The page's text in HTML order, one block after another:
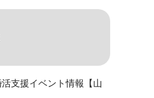
支援イベント情報【山